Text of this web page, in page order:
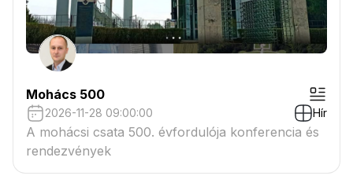
Mohács 500
2026-11-28 09:00:00 Hír
A mohácsi csata 500. évfordulója konferencia és
rendezvények